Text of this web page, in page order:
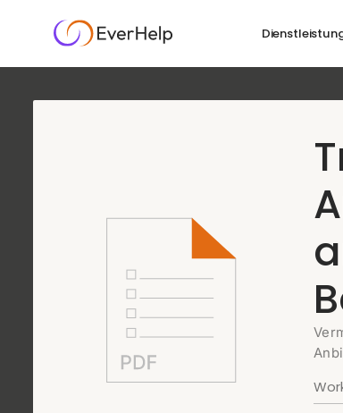
KI-Agent für
Erlebnisse
mühelos
85% der Kaufabwicklung waren
Wiederherstellung des Warenkorbs und